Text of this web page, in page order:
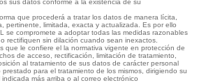
sus datos conforme a la existencia de su
que procederá a tratar los datos de manera lícita,
pertinente, limitada, exacta y actualizada. Es por ello
se compromete a adoptar todas las medidas razonables
rectifiquen sin dilación cuando sean inexactos.
que le confiere el la normativa vigente en protección de
de acceso, rectificación, limitación de tratamiento,
al tratamiento de sus datos de carácter personal
para el tratamiento de los mismos, dirigiendo su
más arriba o al correo electrónico